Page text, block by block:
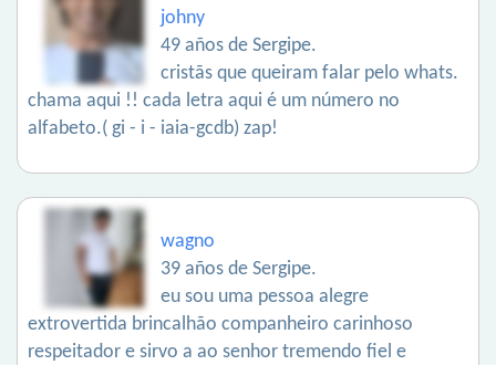
johny
49 años de Sergipe.
cristãs que queiram falar pelo whats.
chama aqui !! cada letra aqui é um número no
alfabeto.( gi - i - iaia-gcdb) zap!
wagno
39 años de Sergipe.
eu sou uma pessoa alegre
extrovertida brincalhão companheiro carinhoso
respeitador e sirvo a ao senhor tremendo fiel e